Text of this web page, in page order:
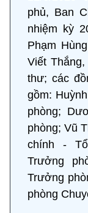
phủ, Ban
nhiệm kỳ
Phạm
Viết
thư; các
gồm:
phòng;
phòng; Vũ
chính -
Trưởng
Trưởng
phòng